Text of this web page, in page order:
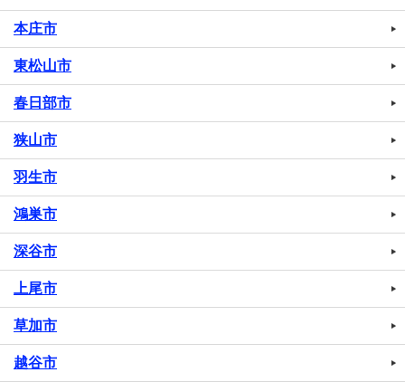
本庄市
東松山市
春日部市
狭山市
羽生市
鴻巣市
深谷市
上尾市
草加市
越谷市